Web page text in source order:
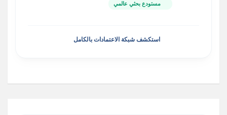
مستودع بحثي عالمي
استكشف شبكة الاعتمادات بالكامل